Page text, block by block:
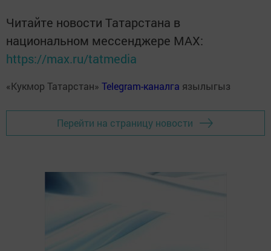
Читайте новости Татарстана в
национальном мессенджере MАХ:
https://max.ru/tatmedia
«Кукмор Татарстан» Telegram-каналга язылыгыз
Перейти на страницу новости